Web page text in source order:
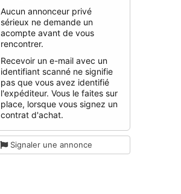
Aucun annonceur privé
sérieux ne demande un
acompte avant de vous
rencontrer.
Recevoir un e-mail avec un
identifiant scanné ne signifie
pas que vous avez identifié
l'expéditeur. Vous le faites sur
place, lorsque vous signez un
contrat d'achat.
Signaler une annonce